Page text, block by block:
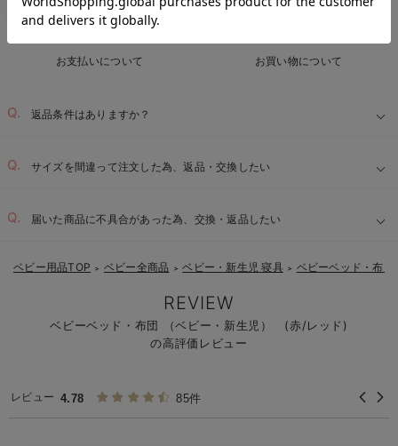
返品交換について
キャンセルについて
お支払いについて
お買い物について
返品条件はありますか？
サイズを間違って注文した為、返品・交換したい
届いた商品に不具合があった為、交換・返品したい
ベビー用品TOP ＞ ベビー全商品 ＞ ベビー・新生児 寝具 ＞ ベビーベッド・布
REVIEW
ベビーベッド・布団 （ベビー・新生児） (赤/レッド)
の高評価レビュー
レビュー 4.78 85件